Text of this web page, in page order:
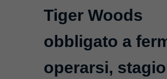
Tiger Woods
obbligato a
operarsi,